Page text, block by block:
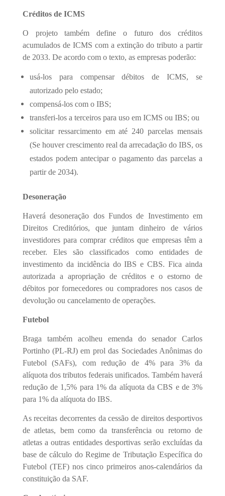
Créditos de ICMS
O projeto também define o futuro dos créditos
acumulados de ICMS com a extinção do tributo a partir
de 2033. De acordo com o texto, as empresas poderão:
usá-los para compensar débitos de ICMS, se
autorizado pelo estado;
compensá-los com o IBS;
transferi-los a terceiros para uso em ICMS ou IBS; ou
solicitar ressarcimento em até 240 parcelas mensais
(Se houver crescimento real da arrecadação do IBS, os
estados podem antecipar o pagamento das parcelas a
partir de 2034).
Desoneração
Haverá desoneração dos Fundos de Investimento em
Direitos Creditórios, que juntam dinheiro de vários
investidores para comprar créditos que empresas têm a
receber. Eles são classificados como entidades de
investimento da incidência do IBS e CBS. Fica ainda
autorizada a apropriação de créditos e o estorno de
débitos por fornecedores ou compradores nos casos de
devolução ou cancelamento de operações.
Futebol
Braga também acolheu emenda do senador Carlos
Portinho (PL-RJ) em prol das Sociedades Anônimas do
Futebol (SAFs), com redução de 4% para 3% da
alíquota dos tributos federais unificados. Também haverá
redução de 1,5% para 1% da alíquota da CBS e de 3%
para 1% da alíquota do IBS.
As receitas decorrentes da cessão de direitos desportivos
de atletas, bem como da transferência ou retorno de
atletas a outras entidades desportivas serão excluídas da
base de cálculo do Regime de Tributação Específica do
Futebol (TEF) nos cinco primeiros anos-calendários da
constituição da SAF.